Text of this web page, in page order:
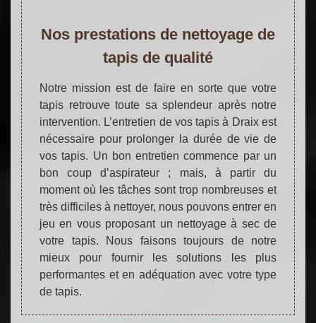
Nos prestations de nettoyage de
tapis de qualité
Notre mission est de faire en sorte que votre
tapis retrouve toute sa splendeur après notre
intervention. L’entretien de vos tapis à Draix est
nécessaire pour prolonger la durée de vie de
vos tapis. Un bon entretien commence par un
bon coup d’aspirateur ; mais, à partir du
moment où les tâches sont trop nombreuses et
très difficiles à nettoyer, nous pouvons entrer en
jeu en vous proposant un nettoyage à sec de
votre tapis. Nous faisons toujours de notre
mieux pour fournir les solutions les plus
performantes et en adéquation avec votre type
de tapis.